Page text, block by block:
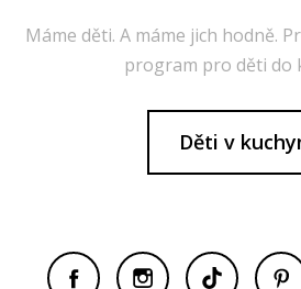
Máme děti. A máme jich hodně.
program pro děti do
Děti v